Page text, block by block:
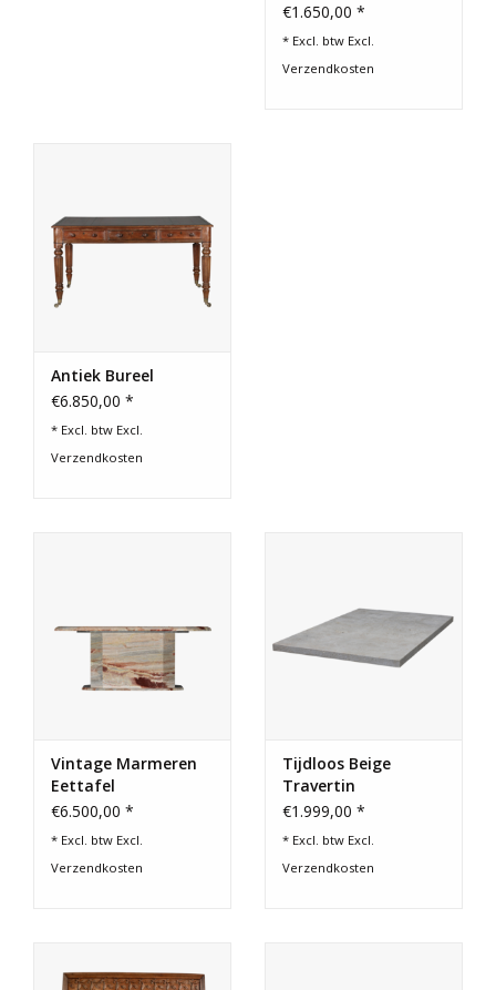
€1.650,00 *
* Excl. btw Excl.
Verzendkosten
Antiek Bureel
€6.850,00 *
* Excl. btw Excl.
Verzendkosten
Vintage Marmeren
Eettafel
€6.500,00 *
* Excl. btw Excl.
Verzendkosten
Tijdloos Beige
Travertin
Salontafelblad
€1.999,00 *
* Excl. btw Excl.
Verzendkosten